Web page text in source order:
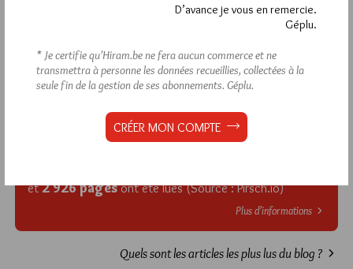
Déjà inscrit(e) ?Connectez-vous
et2 926 pagesont été lues (Source : Pirsch.io)
Plus d’informations
Quels sont les articles les plus lus du blog ?
D’avance je vous en remercie.
Géplu.
* Je certifie qu’Hiram.be ne fera aucun commerce et ne
transmettra à personne les données recueillies, collectées à la
seule fin de la gestion de ses abonnements. Géplu.
CRÉER MON COMPTE